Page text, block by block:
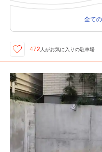
全て
472 人がお気に入りの駐車場